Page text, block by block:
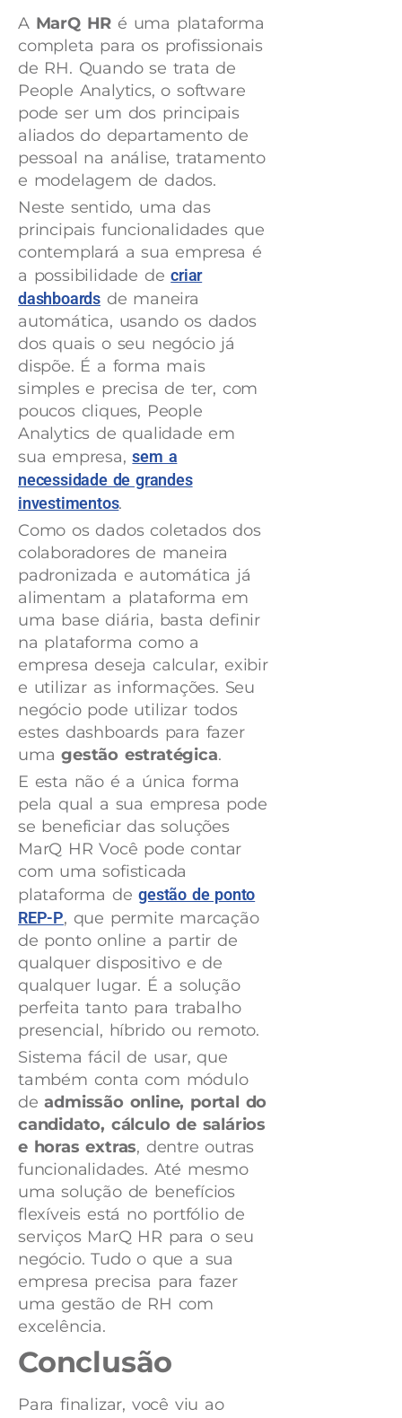
A MarQ HR é uma plataforma
completa para os profissionais
de RH. Quando se trata de
People Analytics, o software
pode ser um dos principais
aliados do departamento de
pessoal na análise, tratamento
e modelagem de dados.
Neste sentido, uma das
principais funcionalidades que
contemplará a sua empresa é
a possibilidade decriar
dashboards de maneira
automática, usando os dados
dos quais o seu negócio já
dispõe. É a forma mais
simples e precisa de ter, com
poucos cliques, People
Analytics de qualidade em
sua empresa,sem a
necessidade de grandes
investimentos.
Como os dados coletados dos
colaboradores de maneira
padronizada e automática já
alimentam a plataforma em
uma base diária, basta definir
na plataforma como a
empresa deseja calcular, exibir
e utilizar as informações. Seu
negócio pode utilizar todos
estes dashboards para fazer
umagestão estratégica.
E esta não é a única forma
pela qual a sua empresa pode
se beneficiar das soluções
MarQ HR Você pode contar
com uma sofisticada
plataforma degestão de ponto
REP-P, que permite marcação
de ponto online a partir de
qualquer dispositivo e de
qualquer lugar. É a solução
perfeita tanto para trabalho
presencial, híbrido ou remoto.
Sistema fácil de usar, que
também conta com módulo
deadmissão online, portal do
candidato, cálculo de salários
e horas extras, dentre outras
funcionalidades. Até mesmo
uma solução de benefícios
flexíveis está no portfólio de
serviços MarQ HR para o seu
negócio. Tudo o que a sua
empresa precisa para fazer
uma gestão de RH com
excelência.
Conclusão
Para finalizar, você viu ao